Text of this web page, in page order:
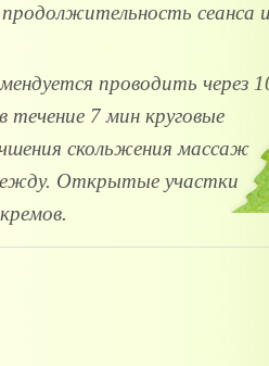
сеанса и
проводить через
течение 7 мин круговые
скольжения массаж
Открытые участки